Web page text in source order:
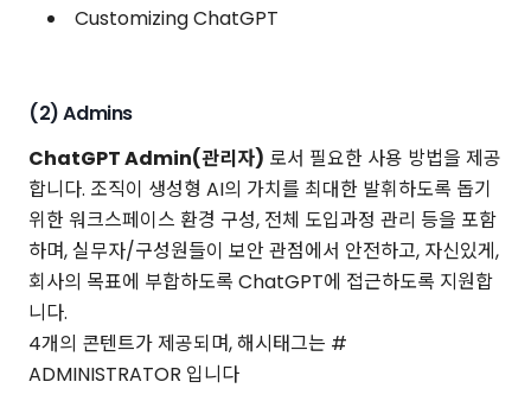
Customizing ChatGPT
(2) Admins
ChatGPT Admin(관리자) 로서 필요한 사용 방법을 제공
합니다. 조직이 생성형 AI의 가치를 최대한 발휘하도록 돕기
위한 워크스페이스 환경 구성, 전체 도입과정 관리 등을 포함
하며, 실무자/구성원들이 보안 관점에서 안전하고, 자신있게,
회사의 목표에 부합하도록 ChatGPT에 접근하도록 지원합
니다.
4개의 콘텐트가 제공되며, 해시태그는 #
ADMINISTRATOR 입니다